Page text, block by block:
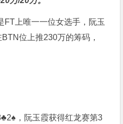
FT上唯一一位女选手，阮玉
位上推230万的筹码，
，阮玉霞获得红龙赛第3